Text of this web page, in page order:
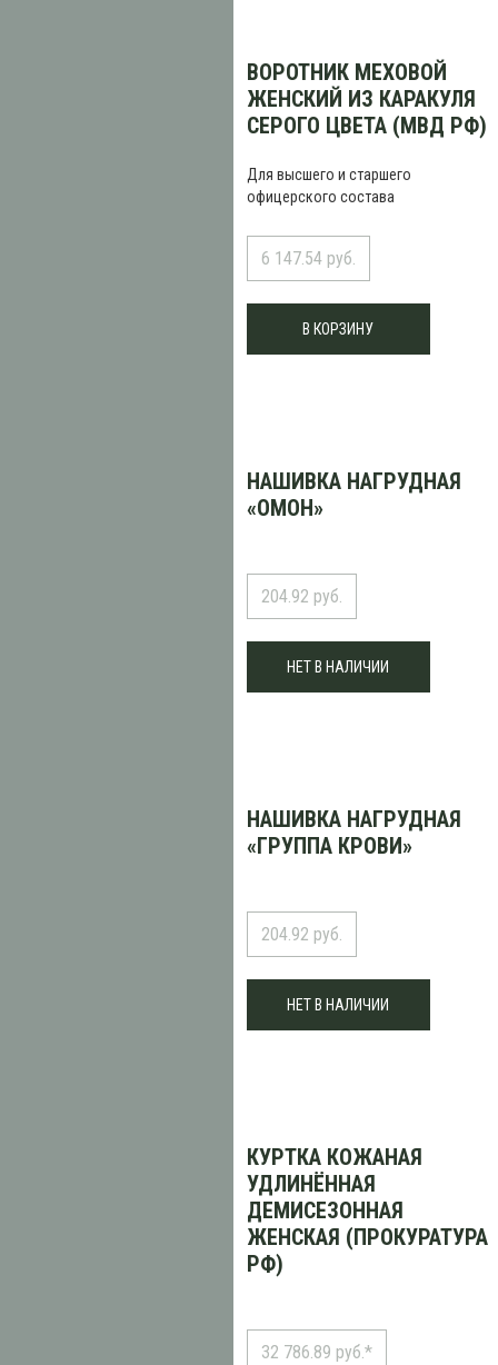
ВОРОТНИК МЕХОВОЙ
ЖЕНСКИЙ ИЗ КАРАКУЛЯ
СЕРОГО ЦВЕТА (МВД РФ)
Для высшего и старшего
офицерского состава
6 147.54 руб.
В КОРЗИНУ
НАШИВКА НАГРУДНАЯ
«ОМОН»
204.92 руб.
НЕТ В НАЛИЧИИ
НАШИВКА НАГРУДНАЯ
«ГРУППА КРОВИ»
204.92 руб.
НЕТ В НАЛИЧИИ
КУРТКА КОЖАНАЯ
УДЛИНЁННАЯ
ДЕМИСЕЗОННАЯ
ЖЕНСКАЯ (ПРОКУРАТУРА
РФ)
32 786.89 руб.*